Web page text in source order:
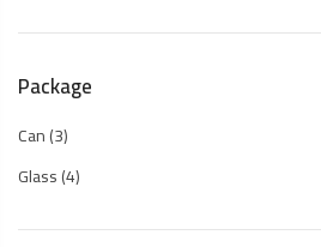
Package
Can(3)
Glass(4)